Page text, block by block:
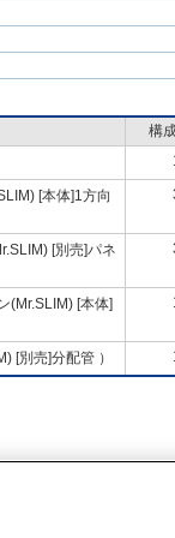
構
[本体]1方向
[別売]パネ
(Mr.SLIM) [本体]
[別売]分配管 ）